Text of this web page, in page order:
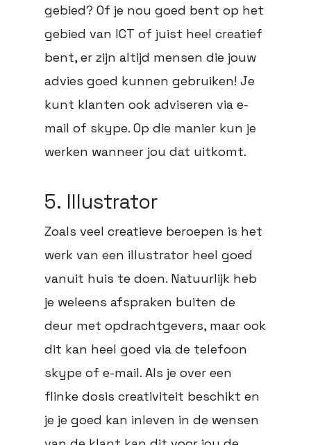
gebied? Of je nou goed bent op het
gebied van ICT of juist heel creatief
bent, er zijn altijd mensen die jouw
advies goed kunnen gebruiken! Je
kunt klanten ook adviseren via e-
mail of skype. Op die manier kun je
werken wanneer jou dat uitkomt.
5. Illustrator
Zoals veel creatieve beroepen is het
werk van een illustrator heel goed
vanuit huis te doen. Natuurlijk heb
je weleens afspraken buiten de
deur met opdrachtgevers, maar ook
dit kan heel goed via de telefoon
skype of e-mail. Als je over een
flinke dosis creativiteit beschikt en
je je goed kan inleven in de wensen